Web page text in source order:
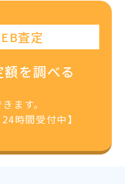
査定
を調べる
ます。
時間受付中】